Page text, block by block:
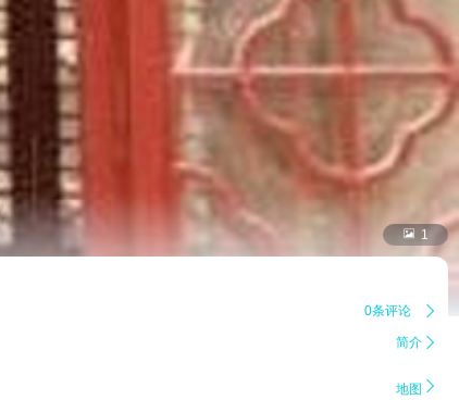
 1
0条评论 
简介 
地图 